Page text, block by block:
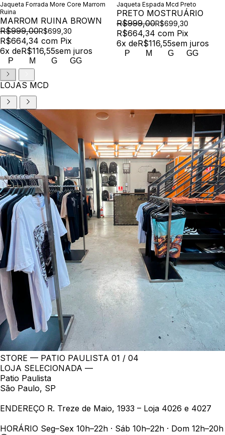
Jaqueta Forrada More Core Marrom
Ruina
MARROM RUINA BROWN
R$999,00R$699,30
R$664,34 com Pix
6x deR$116,55sem juros
P M G GG
Jaqueta Espada Mcd Preto
PRETO MOSTRUÁRIO
R$999,00R$699,30
R$664,34 com Pix
6x deR$116,55sem juros
P M G GG
LOJAS MCD
STORE — PATIO PAULISTA 01 / 04
LOJA SELECIONADA —
Patio Paulista
São Paulo, SP
ENDEREÇO R. Treze de Maio, 1933 – Loja 4026 e 4027
HORÁRIO Seg–Sex 10h–22h · Sáb 10h–22h · Dom 12h–20h